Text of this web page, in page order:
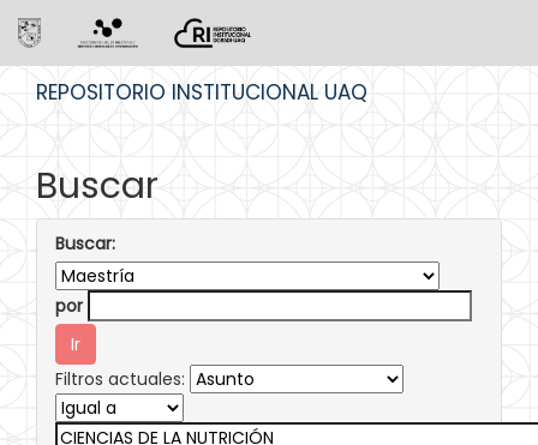
REPOSITORIO INSTITUCIONAL UAQ
Buscar
Buscar:
por
Filtros actuales: